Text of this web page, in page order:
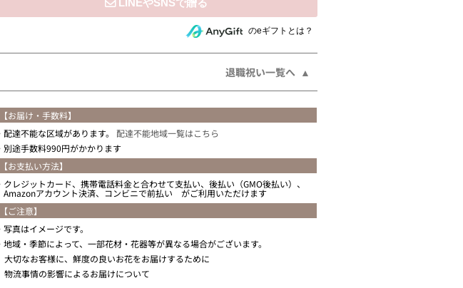
住所を知らない相手にeギフトで贈るのeギフトとは？
退職祝い一覧へ
【お届け・手数料】
配達不能な区域があります。 配達不能地域一覧はこちら
別途手数料990円がかかります
【お支払い方法】
クレジットカード、携帯電話料金と合わせて支払い、後払い（GMO後払い）、
Amazonアカウント決済、コンビニで前払い がご利用いただけます
【ご注意】
写真はイメージです。
地域・季節によって、一部花材・花器等が異なる場合がございます。
大切なお客様に、鮮度の良いお花をお届けするために
物流事情の影響によるお届けについて